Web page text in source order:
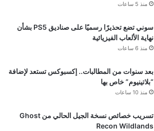
منذ 5 ساعات
سوني تضع تحذيرًا رسميًا على صناديق PS5 بشأن
نهاية الألعاب الفيزيائية
منذ 6 ساعات
بعد سنوات من المطالبات.. إكسبوكس تستعد لإضافة
“بلاتينيوم” خاص بها
منذ 10 ساعات
تسريب خصائص نسخة الجيل الحالي من Ghost
Recon Wildlands